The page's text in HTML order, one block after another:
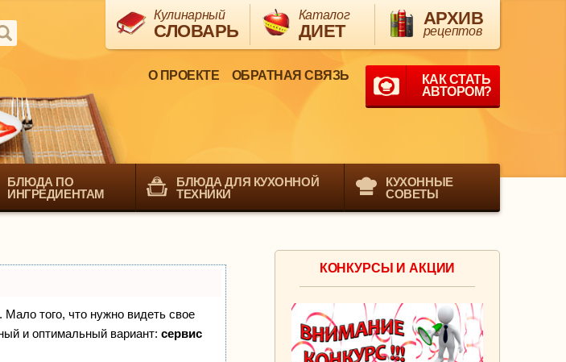
Кулинарный
СЛОВАРЬ
Каталог
ДИЕТ
АРХИВ
рецептов
КАК СТАТЬ
АВТОРОМ?
ОБРАТНАЯ СВЯЗЬ
О ПРОЕКТЕ
БЛЮДА ПО
ИНГРЕДИЕНТАМ
КУХОННЫЕ
СОВЕТЫ
БЛЮДА ДЛЯ КУХОННОЙ
ТЕХНИКИ
Мало того, что нужно видеть свое
и оптимальный вариант: сервис
КОНКУРСЫ И АКЦИИ